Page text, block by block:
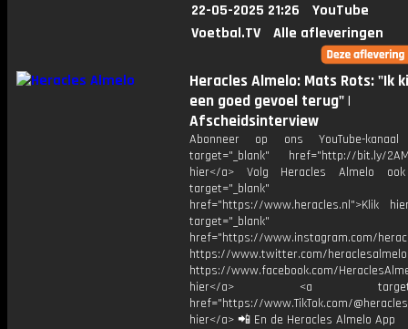
22-05-2025 21:26
YouTube
Voetbal.TV
Alle afleveringen
Heracles Almelo: Mats Rots: "Ik
een goed gevoel terug" |
Afscheidsinterview
Abonneer op ons YouTube-
target="_blank" href="http://bit.ly/
hier</a> Volg Heracles Almelo
target="_blank"
href="https://www.heracles.nl">Klik
target="_blank"
href="https://www.instagram.com/
https://www.twitter.com/heraclesalmelo
https://www.facebook.com/
hier</a> <a
href="https://www.TikTok.com/
hier</a> 📲 En de Heracles Almelo App